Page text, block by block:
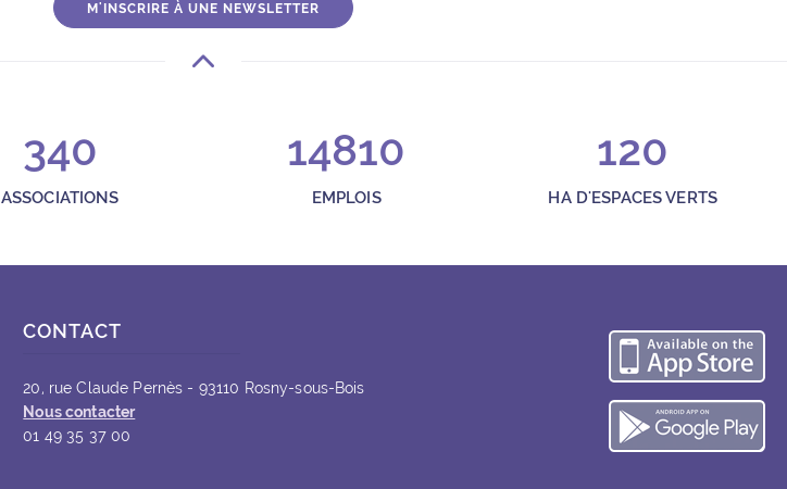
M'INSCRIRE À UNE NEWSLETTER
340
ASSOCIATIONS
14810
EMPLOIS
120
HA D'ESPACES VERTS
CONTACT
20, rue Claude Pernès - 93110 Rosny-sous-Bois
Nous contacter
01 49 35 37 00